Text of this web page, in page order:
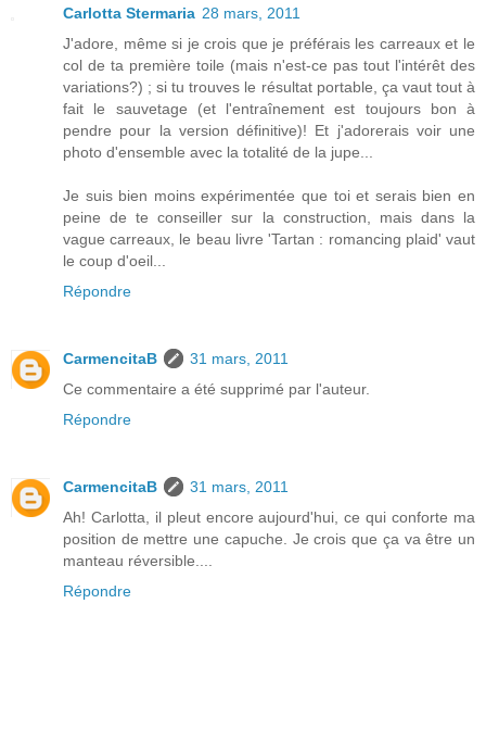
Carlotta Stermaria 28 mars, 2011
J'adore, même si je crois que je préférais les carreaux et le
col de ta première toile (mais n'est-ce pas tout l'intérêt des
variations?) ; si tu trouves le résultat portable, ça vaut tout à
fait le sauvetage (et l'entraînement est toujours bon à
pendre pour la version définitive)! Et j'adorerais voir une
photo d'ensemble avec la totalité de la jupe...
Je suis bien moins expérimentée que toi et serais bien en
peine de te conseiller sur la construction, mais dans la
vague carreaux, le beau livre 'Tartan : romancing plaid' vaut
le coup d'oeil...
Répondre
CarmencitaB
31 mars, 2011
Ce commentaire a été supprimé par l'auteur.
Répondre
CarmencitaB
31 mars, 2011
Ah! Carlotta, il pleut encore aujourd'hui, ce qui conforte ma
position de mettre une capuche. Je crois que ça va être un
manteau réversible....
Répondre